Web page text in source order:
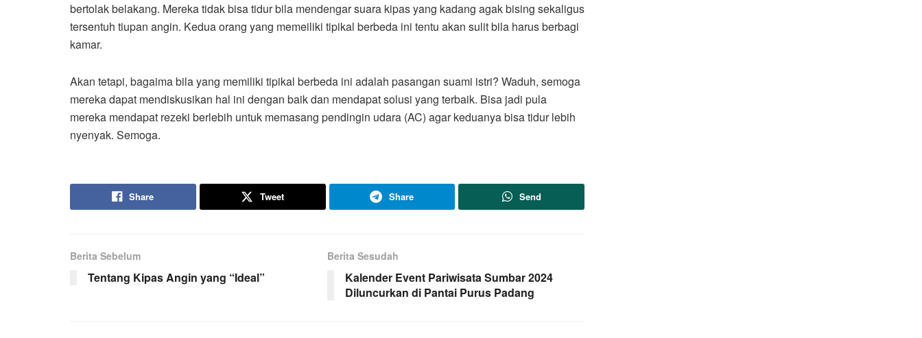
bertolak belakang. Mereka tidak bisa tidur bila mendengar suara kipas yang kadang agak bising sekaligus
tersentuh tiupan angin. Kedua orang yang memeiliki tipikal berbeda ini tentu akan sulit bila harus berbagi
kamar.
Akan tetapi, bagaima bila yang memiliki tipikal berbeda ini adalah pasangan suami istri? Waduh, semoga
mereka dapat mendiskusikan hal ini dengan baik dan mendapat solusi yang terbaik. Bisa jadi pula
mereka mendapat rezeki berlebih untuk memasang pendingin udara (AC) agar keduanya bisa tidur lebih
nyenyak. Semoga.
Share Tweet Share Send
Berita Sebelum
Tentang Kipas Angin yang “Ideal”
Berita Sesudah
Kalender Event Pariwisata Sumbar 2024
Diluncurkan di Pantai Purus Padang